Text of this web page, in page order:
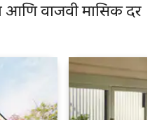
आणि वाजवी मासिक दर